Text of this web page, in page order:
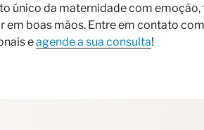
único da maternidade com
em boas mãos. Entre em contato
eagende a sua consulta!